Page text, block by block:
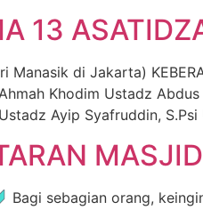
13
Manasik di Jakarta)
Khodim Ustadz
Ayip Syafruddin,
MASJID
Bagi sebagian orang,